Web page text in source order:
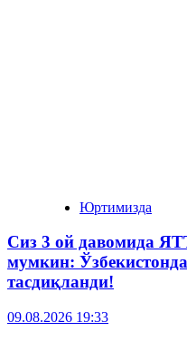
Юртимизда
Сиз 3 ой давомида
мумкин:
тасдиқланди!
09.08.2026 19:33